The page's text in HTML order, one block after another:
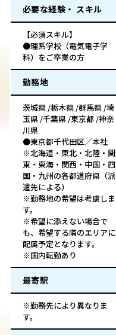
必要な経験・ スキル
【必須スキル】
●理系学校（電気電子学
科）をご卒業の方
勤務地
茨城県 /栃木県 /群馬県 /埼
玉県 /千葉県 /東京都 /神奈
川県
●東京都千代田区／本社
※北海道・東北・北陸・関
東・東海・関西・中国・四
国・九州の各都道府県（派
遣先による）
※勤務地の希望は考慮しま
す。
※希望に添えない場合で
も、希望する隣のエリアに
配属予定となります。
※国内転勤あり
最寄駅
※勤務先により異なりま
す。